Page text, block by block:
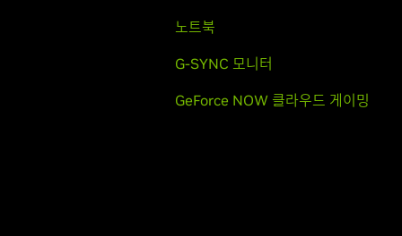
노트북
G-SYNC 모니터
GeForce NOW 클라우드 게이밍